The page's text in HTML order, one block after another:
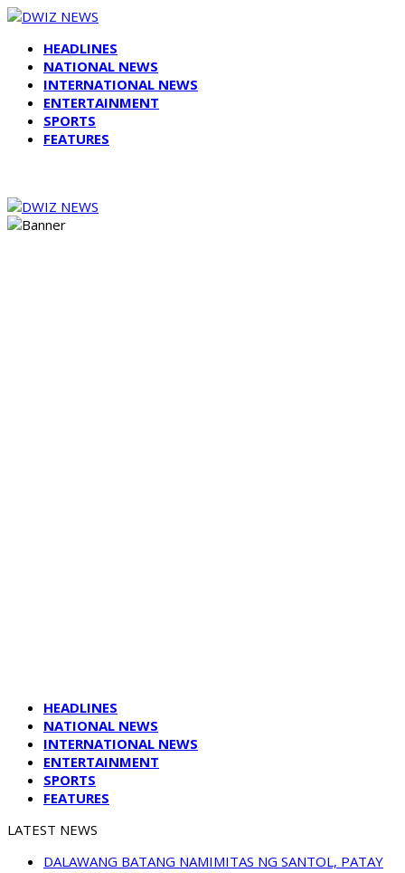
HEADLINES
NATIONAL NEWS
INTERNATIONAL NEWS
ENTERTAINMENT
SPORTS
FEATURES
HEADLINES
NATIONAL NEWS
INTERNATIONAL NEWS
ENTERTAINMENT
SPORTS
FEATURES
LATEST NEWS
DALAWANG BATANG NAMIMITAS NG SANTOL, PATAY